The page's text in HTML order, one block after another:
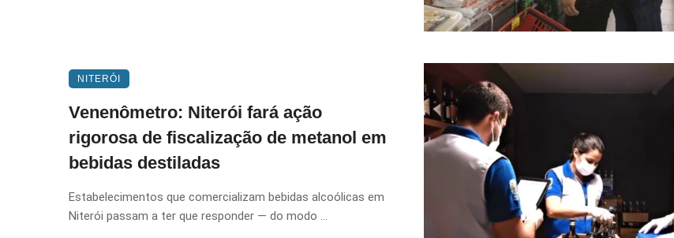
NITERÓI
Venenômetro: Niterói fará ação
rigorosa de fiscalização de metanol em
bebidas destiladas
Estabelecimentos que comercializam bebidas alcoólicas em
Niterói passam a ter que responder — do modo ...